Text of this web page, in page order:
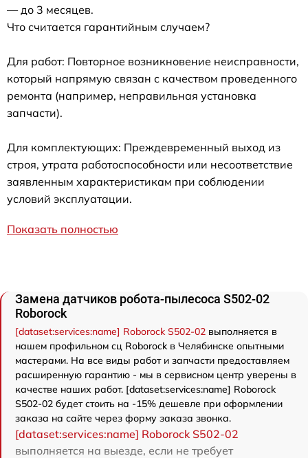
— до 3 месяцев.
Что считается гарантийным случаем?
Для работ: Повторное возникновение неисправности,
который напрямую связан с качеством проведенного
ремонта (например, неправильная установка
запчасти).
Для комплектующих: Преждевременный выход из
строя, утрата работоспособности или несоответствие
заявленным характеристикам при соблюдении
условий эксплуатации.
Показать полностью
Замена датчиков робота-пылесоса S502-02
Roborock
[dataset:services:name] Roborock S502-02 выполняется в
нашем профильном сц Roborock в Челябинске опытными
мастерами. На все виды работ и запчасти предоставляем
расширенную гарантию - мы в сервисном центр уверены в
качестве наших работ. [dataset:services:name] Roborock
S502-02 будет стоить на -15% дешевле при оформлении
заказа на сайте через форму заказа звонка.
[dataset:services:name] Roborock S502-02
выполняется на выезде, если не требует